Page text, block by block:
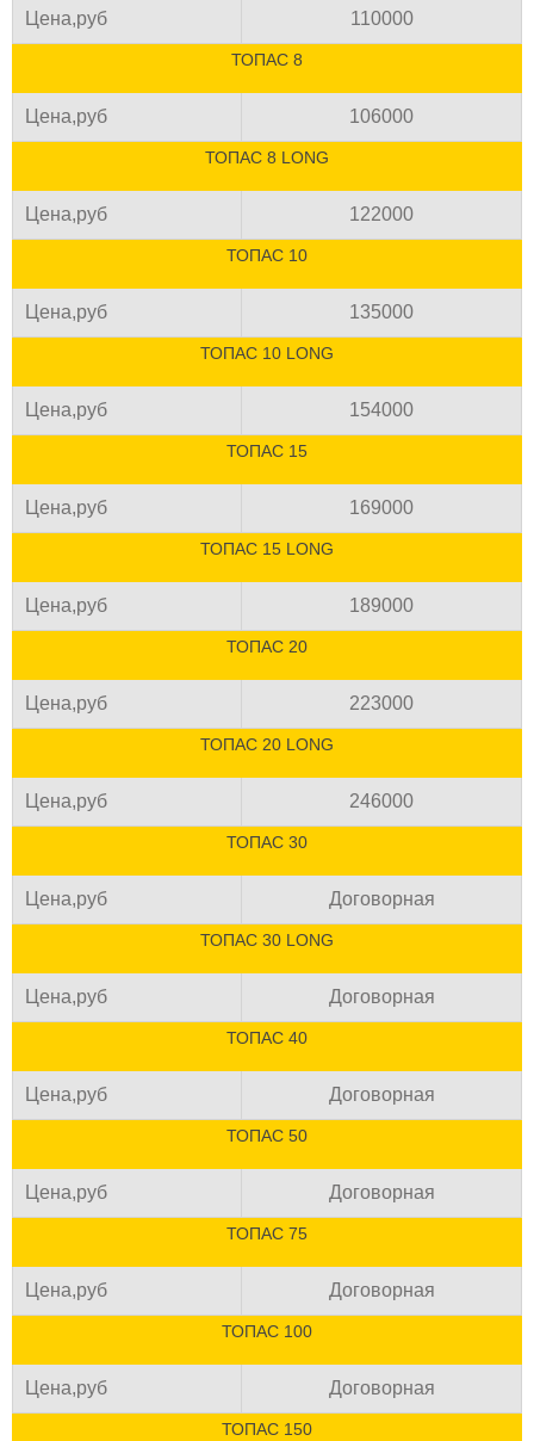
Цена,руб 110000
ТОПАС 8
Цена,руб 106000
ТОПАС 8 LONG
Цена,руб 122000
ТОПАС 10
Цена,руб 135000
ТОПАС 10 LONG
Цена,руб 154000
ТОПАС 15
Цена,руб 169000
ТОПАС 15 LONG
Цена,руб 189000
ТОПАС 20
Цена,руб 223000
ТОПАС 20 LONG
Цена,руб 246000
ТОПАС 30
Цена,руб Договорная
ТОПАС 30 LONG
Цена,руб Договорная
ТОПАС 40
Цена,руб Договорная
ТОПАС 50
Цена,руб Договорная
ТОПАС 75
Цена,руб Договорная
ТОПАС 100
Цена,руб Договорная
ТОПАС 150